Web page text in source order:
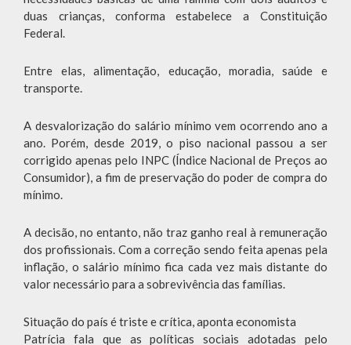
duas crianças, conforma estabelece a Constituição
Federal.
Entre elas, alimentação, educação, moradia, saúde e
transporte.
A desvalorização do salário mínimo vem ocorrendo ano a
ano. Porém, desde 2019, o piso nacional passou a ser
corrigido apenas pelo INPC (Índice Nacional de Preços ao
Consumidor), a fim de preservação do poder de compra do
mínimo.
A decisão, no entanto, não traz ganho real à remuneração
dos profissionais. Com a correção sendo feita apenas pela
inflação, o salário mínimo fica cada vez mais distante do
valor necessário para a sobrevivência das famílias.
Situação do país é triste e crítica, aponta economista
Patrícia fala que as políticas sociais adotadas pelo